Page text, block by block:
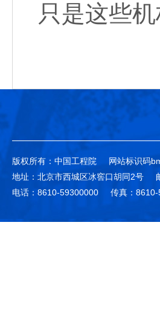
只是这些
版权所有：中国工程院 网站标识码
地址：北京市西城区冰窖口胡同2号
电话：8610-59300000
传真：8610-